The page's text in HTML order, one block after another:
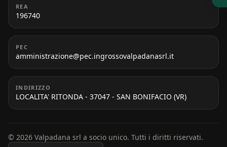
REA
196740
PEC
amministrazione@pec.ingrossovalpadanasrl.it
INDIRIZZO
LOCALITA' RITONDA - 37047 - SAN BONIFACIO (VR)
© 2026 Valpadana srl a socio unico. Tutti i diritti riservati.